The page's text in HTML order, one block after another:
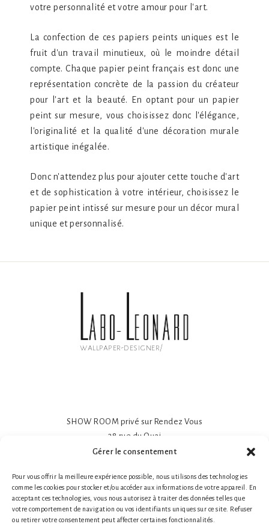
Gérer le consentement
Pour vous offrir la meilleure expérience possible, nous utilisons des technologies
comme les cookies pour stocker et/ou accéder aux informations de votre appareil. En
acceptant ces technologies, vous nous autorisez à traiter des données telles que
votre comportement de navigation ou vos identifiants uniques sur ce site. Refuser
ou retirer votre consentement peut affecter certaines fonctionnalités.
votre personnalité et votre amour pour l'art.
La confection de ces papiers peints uniques est le
fruit d'un travail minutieux, où le moindre détail
compte. Chaque papier peint français est donc une
représentation concrète de la passion du créateur
pour l'art et la beauté. En optant pour un papier
peint sur mesure, vous choisissez donc l'élégance,
l'originalité et la qualité d'une décoration murale
artistique inégalée.
Donc n'attendez plus pour ajouter cette touche d'art
et de sophistication à votre intérieur, choisissez le
papier peint intissé sur mesure pour un décor mural
unique et personnalisé.
wallpaper-designer/
SHOW ROOM privé sur Rendez Vous
38 rue du Quai
81600 GAILLAC
Impression sur-mesure
Made in France- Made in Tarn
Tél. 1 : +33 (0)6 78 66 87 25 Nathalie Guillot